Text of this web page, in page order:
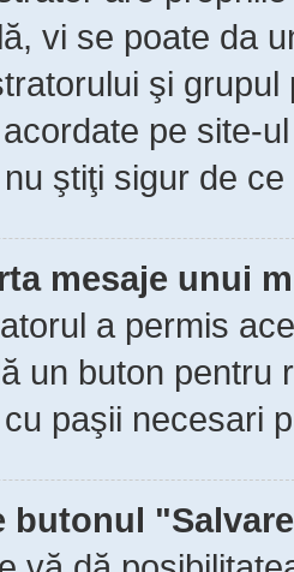
vi se poate da
şi
pe site-
ştiţi sigur de
mesaje unui
a permis
un buton pentru
paşii necesari
butonul